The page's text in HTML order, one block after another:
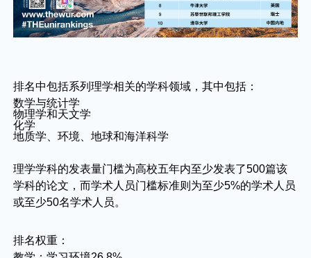
排名中包括系列理学相关的学科领域，其中包括：
数学与统计学
物理学和天文学
化学
地质学、环境、地球和海洋科学
理学学科的发表量门槛为高校五年内至少发表了500篇该
学科的论文，而学术人员门槛标准则为至少5%的学术人员
或至少50名学术人员。
排名权重：